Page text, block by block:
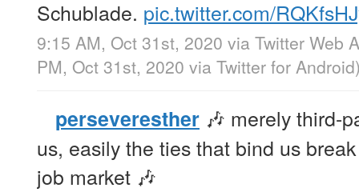
Schublade. pic.twitter.com/
9:15 AM, Oct 31st, 2020 via Twitter Web
PM, Oct 31st, 2020 via Twitter for Android
perseveresther 🎶 merely third-
us, easily the ties that bind us
job market 🎶